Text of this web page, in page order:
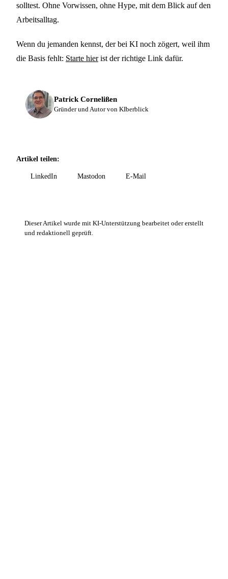
solltest. Ohne Vorwissen, ohne Hype, mit dem Blick auf den
Arbeitsalltag.
Wenn du jemanden kennst, der bei KI noch zögert, weil ihm
die Basis fehlt: Starte hierist der richtige Link dafür.
Patrick Cornelißen
Gründer und Autor von KIberblick
Artikel teilen:
LinkedIn Mastodon E-Mail
Dieser Artikel wurde mit KI-Unterstützung bearbeitet oder erstellt
und redaktionell geprüft.